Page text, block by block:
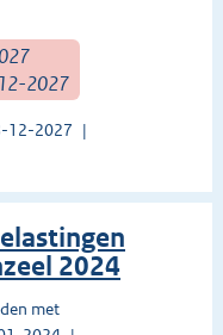
2027
12-2027
2024
met